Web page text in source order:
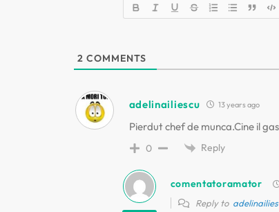
a
2 COMMENTS
adelinailiescu 13 years ago
Pierdut chef de munca.Cine il
0 Reply
comentatoramator
Reply to